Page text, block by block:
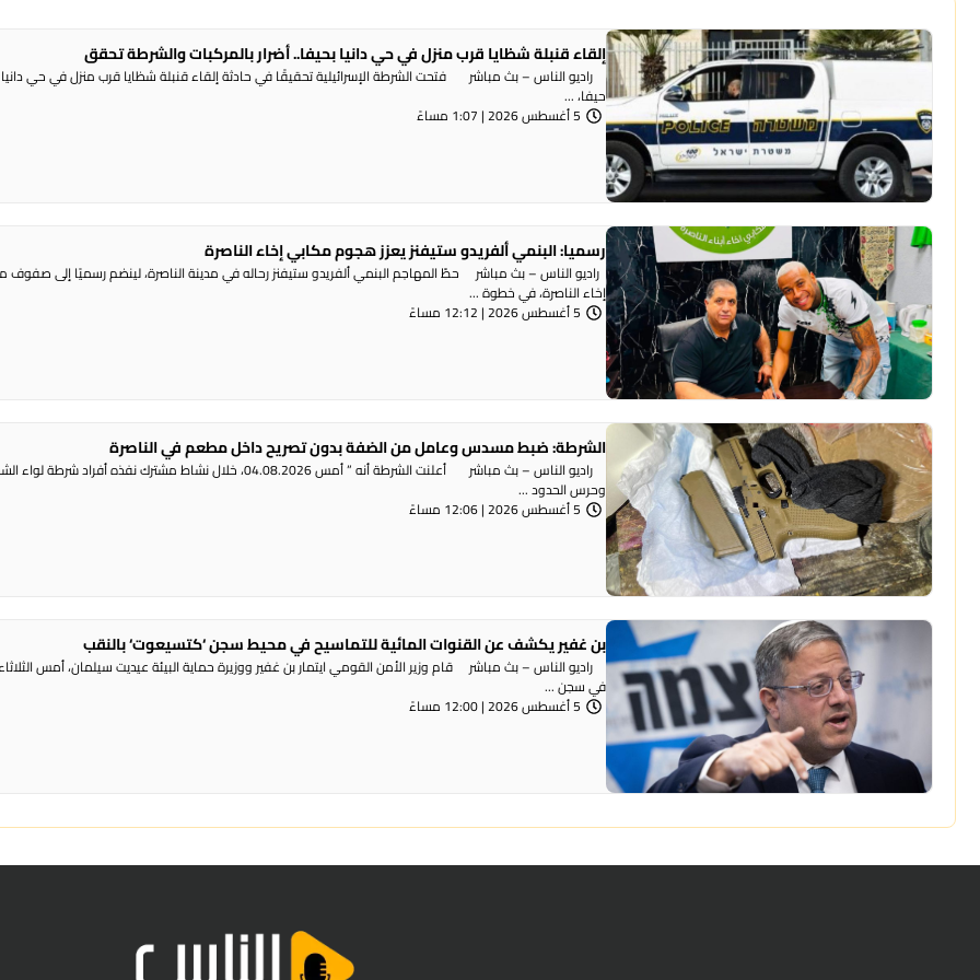
إلقاء قنبلة شظايا قرب منزل في حي دانيا بحيفا.. أضرار بالمركبات والشرطة تحقق
راديو الناس – بث مباشر فتحت الشرطة الإسرائيلية تحقيقًا في حادثة إلقاء قنبلة شظايا قرب منزل في حي دانيا
حيفا، ...
5 أغسطس 2026 | 1:07 مساءً
رسميا: البنمي ألفريدو ستيفنز يعزز هجوم مكابي إخاء الناصرة
راديو الناس – بث مباشر حطّ المهاجم البنمي ألفريدو ستيفنز رحاله في مدينة الناصرة، لينضم رسميًا إلى صفوف
إخاء الناصرة، في خطوة ...
5 أغسطس 2026 | 12:12 مساءً
الشرطة: ضبط مسدس وعامل من الضفة بدون تصريح داخل مطعم في الناصرة
راديو الناس – بث مباشر أعلنت الشرطة أنه ” أمس 04.08.2026، خلال نشاط مشترك نفذه أفراد شرطة
وحرس الحدود ...
5 أغسطس 2026 | 12:06 مساءً
بن غفير يكشف عن القنوات المائية للتماسيح في محيط سجن ‘كتسيعوت‘ بالنقب
راديو الناس – بث مباشر قام وزير الأمن القومي ايتمار بن غفير ووزيرة حماية البيئة عيديت سيلمان، أمس
في سجن ...
5 أغسطس 2026 | 12:00 مساءً